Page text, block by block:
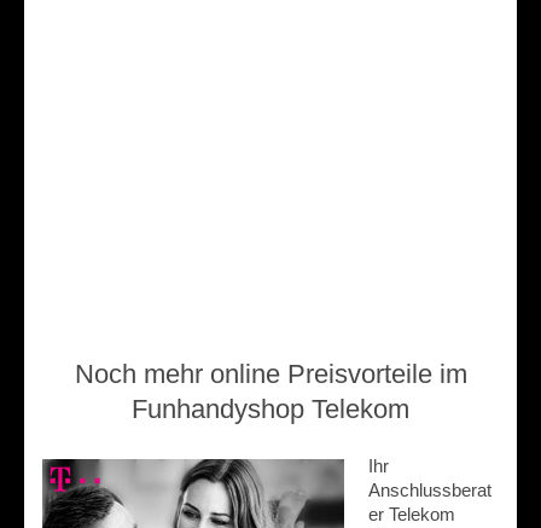
Noch mehr online Preisvorteile im
Funhandyshop Telekom
Ihr
Anschlussberat
er Telekom